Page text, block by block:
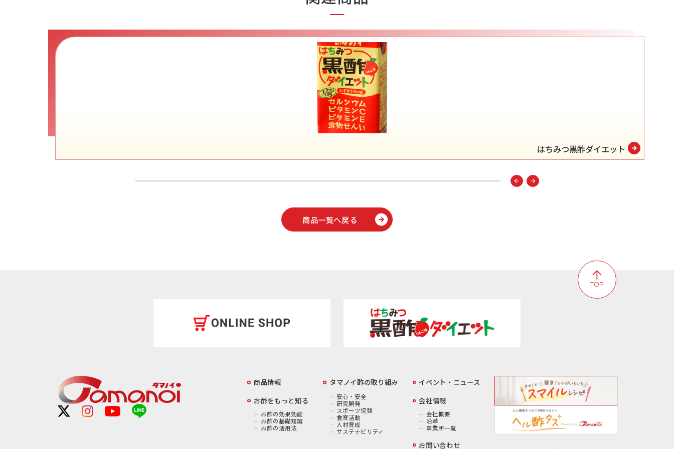
はちみつ黒酢ダイエット
商品一覧へ戻る
商品情報
お酢をもっと知る
お酢の効果効能
お酢の基礎知識
お酢の活用法
️タマノイ酢の取り組み
安心・安全
研究開発
スポーツ協賛
食育活動
人材育成
サステナビリティ
イベント・ニュース
️会社情報
会社概要
沿革
事業所一覧
お問い合わせ
TOP